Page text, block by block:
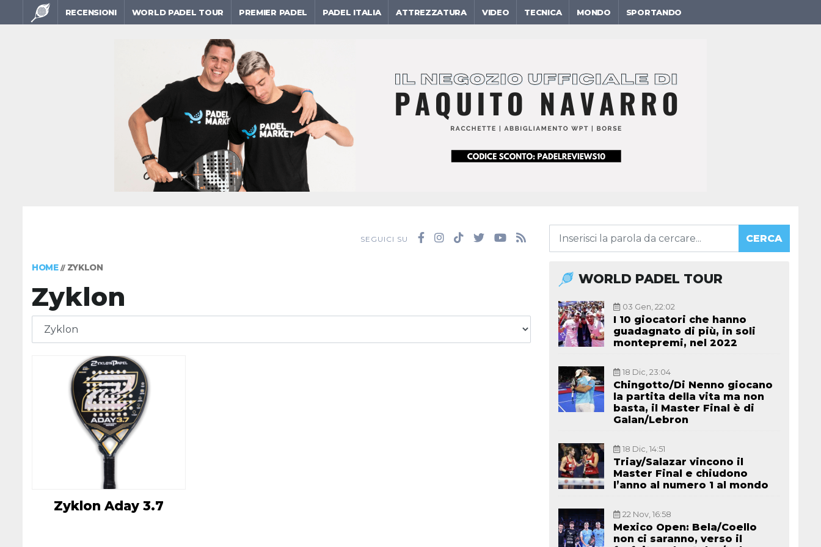
RECENSIONI WORLD PADEL TOUR PREMIER PADEL PADEL ITALIA ATTREZZATURA VIDEO TECNICA MONDO SPORTANDO
SEGUICI SU CERCA
HOME// ZYKLON
Zyklon
Zyklon Aday 3.7
WORLD PADEL TOUR
03 Gen, 22:02
I 10 giocatori che hanno
guadagnato di più, in soli
montepremi, nel 2022
18 Dic, 23:04
Chingotto/Di Nenno giocano
la partita della vita ma non
basta, il Master Final è di
Galan/Lebron
18 Dic, 14:51
Triay/Salazar vincono il
Master Final e chiudono
l’anno al numero 1 al mondo
22 Nov, 16:58
Mexico Open: Bela/Coello
non ci saranno, verso il